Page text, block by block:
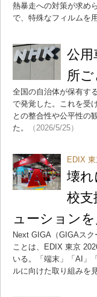
熱暴走への対策が求め
で、特殊なフィルムを
公
所
全国の自治体が保有す
で発覚した。これを受
との整合性や公平性の
た。
（2026/5/25）
EDIX 東
壊
校
ューション
Next GIGA（GIGAス
ことは、EDIX 東京
いる。「端末」「AI」
ルに向けた取り組みを